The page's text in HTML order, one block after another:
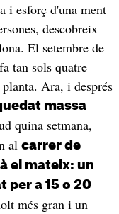
i esforç d'una ment
descobreix
El setembre de
tan sols quatre
Ara, i després
massa
quina setmana,
al carrer de
el mateix: un
per a 15 o 20
més gran i un